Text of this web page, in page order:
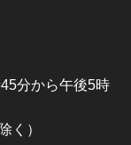
分から午後5時
く）